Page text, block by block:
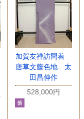
加賀友禅訪問着
唐草文藤色地 太
田昌伸作
528,000円